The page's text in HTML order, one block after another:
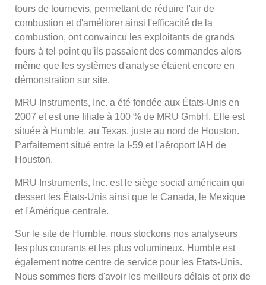
tours de tournevis, permettant de réduire l'air de
combustion et d'améliorer ainsi l'efficacité de la
combustion, ont convaincu les exploitants de grands
fours à tel point qu'ils passaient des commandes alors
même que les systèmes d'analyse étaient encore en
démonstration sur site.
MRU Instruments, Inc. a été fondée aux États-Unis en
2007 et est une filiale à 100 % de MRU GmbH. Elle est
située à Humble, au Texas, juste au nord de Houston.
Parfaitement situé entre la I-59 et l'aéroport IAH de
Houston.
MRU Instruments, Inc. est le siège social américain qui
dessert les États-Unis ainsi que le Canada, le Mexique
et l'Amérique centrale.
Sur le site de Humble, nous stockons nos analyseurs
les plus courants et les plus volumineux. Humble est
également notre centre de service pour les États-Unis.
Nous sommes fiers d'avoir les meilleurs délais et prix de